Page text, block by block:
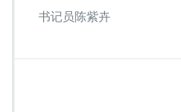
书记员陈紫卉